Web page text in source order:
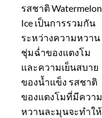
รสชาติ Watermelon
Ice เป็นการรวมกัน
ระหว่างความหวาน
ชุ่มฉ่ำของแตงโม
และความเย็นสบาย
ของน้ำแข็ง รสชาติ
ของแตงโมที่มีความ
หวานละมุนจะทำให้